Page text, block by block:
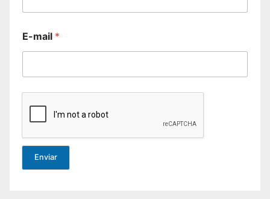
E-mail *
Enviar